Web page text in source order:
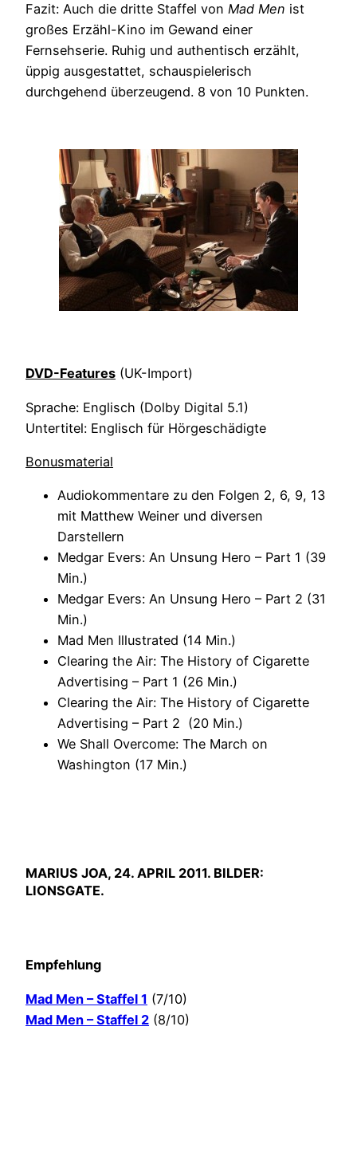
Fazit: Auch die dritte Staffel von Mad Men ist
großes Erzähl-Kino im Gewand einer
Fernsehserie. Ruhig und authentisch erzählt,
üppig ausgestattet, schauspielerisch
durchgehend überzeugend. 8 von 10 Punkten.
DVD-Features (UK-Import)
Sprache: Englisch (Dolby Digital 5.1)
Untertitel: Englisch für Hörgeschädigte
Bonusmaterial
Audiokommentare zu den Folgen 2, 6, 9, 13
mit Matthew Weiner und diversen
Darstellern
Medgar Evers: An Unsung Hero – Part 1 (39
Min.)
Medgar Evers: An Unsung Hero – Part 2 (31
Min.)
Mad Men Illustrated (14 Min.)
Clearing the Air: The History of Cigarette
Advertising – Part 1 (26 Min.)
Clearing the Air: The History of Cigarette
Advertising – Part 2 (20 Min.)
We Shall Overcome: The March on
Washington (17 Min.)
MARIUS JOA, 24. APRIL 2011. BILDER:
LIONSGATE.
Empfehlung
Mad Men – Staffel 1 (7/10)
Mad Men – Staffel 2 (8/10)